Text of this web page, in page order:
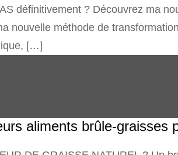
définitivement ? Découvrez ma
nouvelle méthode de
[…]
aliments brûle-graisses